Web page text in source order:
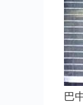
巴